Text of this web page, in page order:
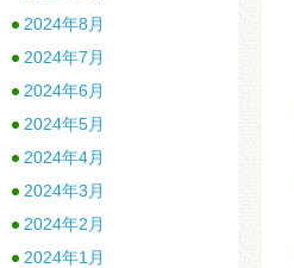
2024年8月
2024年7月
2024年6月
2024年5月
2024年4月
2024年3月
2024年2月
2024年1月